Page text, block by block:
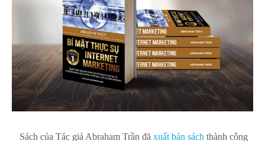
Sách của Tác giả Abraham Trần đã xuất bản sách thành công